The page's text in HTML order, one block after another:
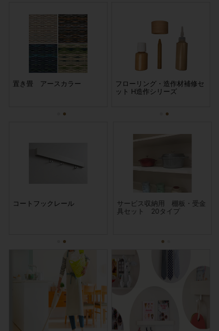
置き畳 アースカラー
サービス収納用 棚板・受金
具セット 15タイプ
補修セ LIXIL 浄水カートリッジ 3本
フローリング・造作材補修セ
ット H造作シリーズ
コートフックレール
2026春夏 ガス給湯器交換
リンナイエコジョーズ24号ウ
(大掃
サービス収納用 棚板・受金
ウチノコトサービス (大掃
除デラックスパック)